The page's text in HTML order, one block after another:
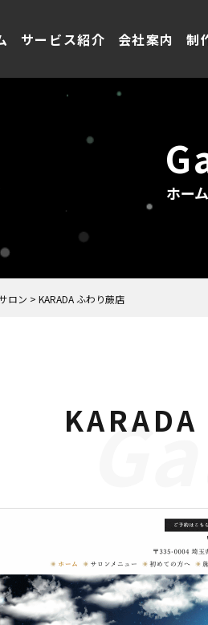
サービス紹介 会社案内 制
ホー
ロン > KARADA ふわり蕨店